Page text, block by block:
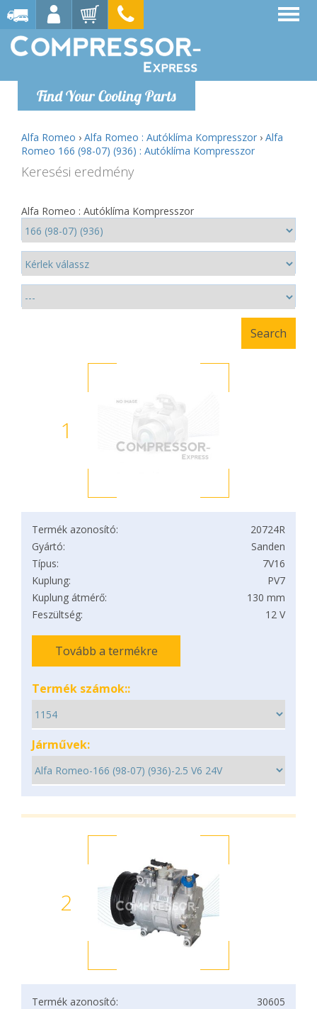
Find Your Cooling Parts
Alfa Romeo › Alfa Romeo : Autóklíma Kompresszor › Alfa
Romeo 166 (98-07) (936) : Autóklíma Kompresszor
Keresési eredmény
Alfa Romeo : Autóklíma Kompresszor
1
Termék azonosító:
20724R
Gyártó:
Sanden
Típus:
7V16
Kuplung:
PV7
Kuplung átmérő:
130 mm
Feszültség:
12 V
Tovább a termékre
Termék számok::
Járművek:
2
Termék azonosító:
30605